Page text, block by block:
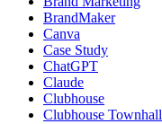
BrandMaker
Canva
Case Study
ChatGPT
Claude
Clubhouse
Clubhouse Townhall